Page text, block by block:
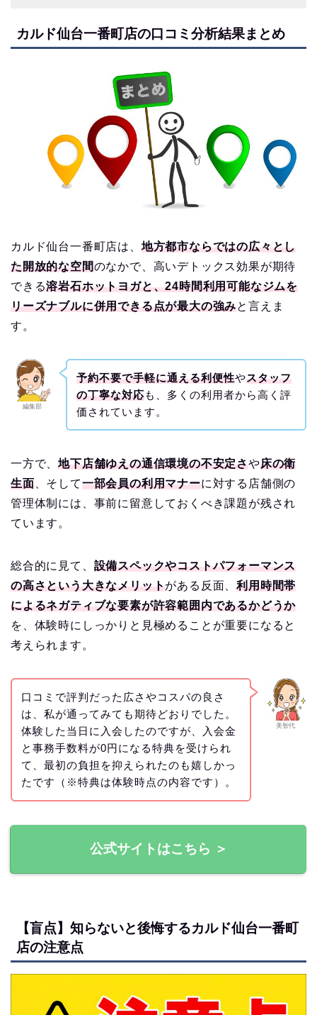
カルド仙台一番町店の口コミ分析結果まとめ
カルド仙台一番町店は、 地方都市ならではの広々とし
た開放的な空間のなかで、高いデトックス効果が期待
できる溶岩石ホットヨガと、24時間利用可能なジムを
リーズナブルに併用できる点が最大の強みと言えま
す。
編集部
予約不要で手軽に通える利便性やスタッフ
の丁寧な対応も、多くの利用者から高く評
価されています。
一方で、地下店舗ゆえの通信環境の不安定さや床の衛
生面、そして一部会員の利用マナーに対する店舗側の
管理体制には、事前に留意しておくべき課題が残され
ています。
総合的に見て、 設備スペックやコストパフォーマンス
の高さという大きなメリットがある反面、利用時間帯
によるネガティブな要素が許容範囲内であるかどうか
を、体験時にしっかりと見極めることが重要になると
考えられます。
美智代
口コミで評判だった広さやコスパの良さ
は、私が通ってみても期待どおりでした。
体験した当日に入会したのですが、入会金
と事務手数料が0円になる特典を受けられ
て、最初の負担を抑えられたのも嬉しかっ
たです（※特典は体験時点の内容です）。
公式サイトはこちら ＞
【盲点】知らないと後悔するカルド仙台一番町
店の注意点